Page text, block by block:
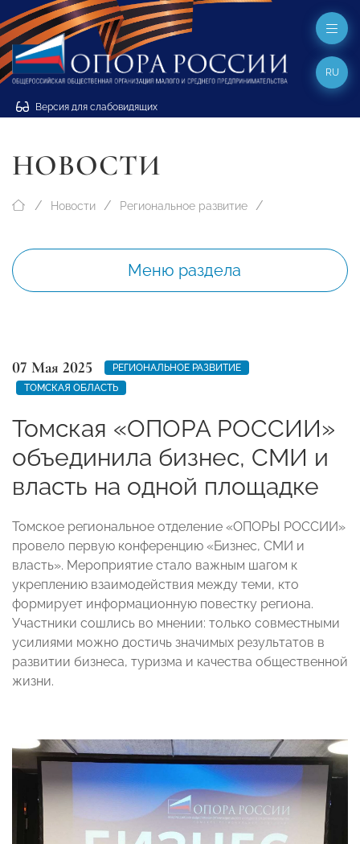
Версия для слабовидящих
RU
НОВОСТИ
Новости Региональное развитие
Меню раздела
07 Мая 2025
РЕГИОНАЛЬНОЕ РАЗВИТИЕ
ТОМСКАЯ ОБЛАСТЬ
Томская «ОПОРА РОССИИ»
объединила бизнес, СМИ и
власть на одной площадке
Томское региональное отделение «ОПОРЫ РОССИИ»
провело первую конференцию «Бизнес, СМИ и
власть». Мероприятие стало важным шагом к
укреплению взаимодействия между теми, кто
формирует информационную повестку региона.
Участники сошлись во мнении: только совместными
усилиями можно достичь значимых результатов в
развитии бизнеса, туризма и качества общественной
жизни.